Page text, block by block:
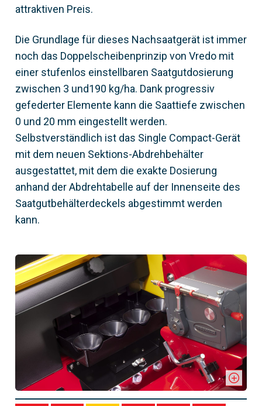
attraktiven Preis.
Die Grundlage für dieses Nachsaatgerät ist immer
noch das Doppelscheibenprinzip von Vredo mit
einer stufenlos einstellbaren Saatgutdosierung
zwischen 3 und190 kg/ha. Dank progressiv
gefederter Elemente kann die Saattiefe zwischen
0 und 20 mm eingestellt werden.
Selbstverständlich ist das Single Compact-Gerät
mit dem neuen Sektions-Abdrehbehälter
ausgestattet, mit dem die exakte Dosierung
anhand der Abdrehtabelle auf der Innenseite des
Saatgutbehälterdeckels abgestimmt werden
kann.